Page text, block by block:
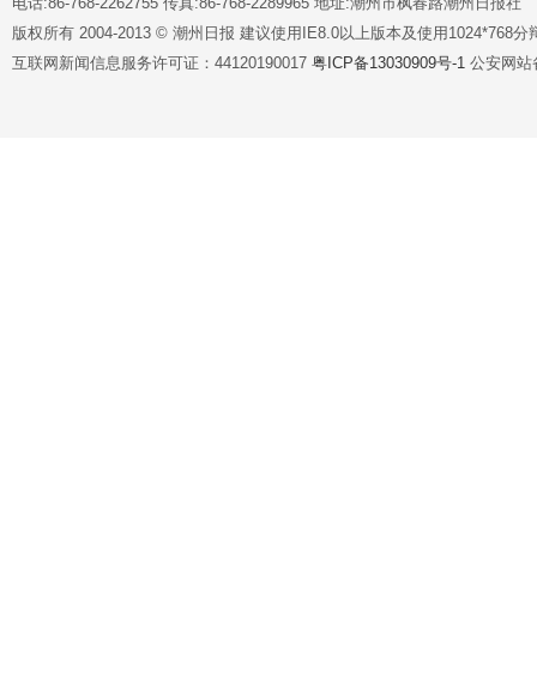
版权所有 2004-2013 © 潮州日报 建议使用IE8.0以上版本及使用1024*768分
互联网新闻信息服务许可证：44120190017 粤ICP备13030909号-1 公安网站